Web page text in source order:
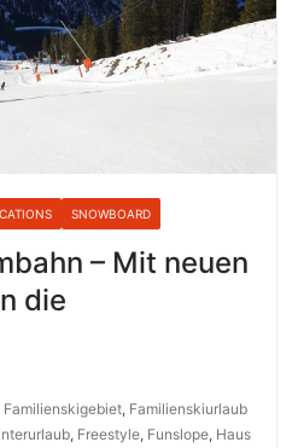
SNOWBOARD
– Mit neuen
die
Familienskigebiet, Familienskiurlaub
, Freestyle, Funslope, Haus